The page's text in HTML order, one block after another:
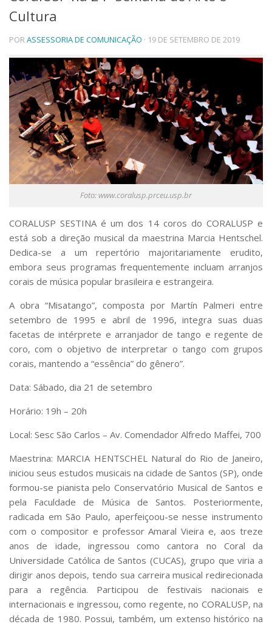
Telefones e Mapas
Pessoas
Ensino
Graduação
Pós-Graduação
Educação a distância
Cursos de Extensão
Pesquisa e Inovação
Linhas de Pesquisa
Centros, Núcleos e Projetos em Rede
Pós-doutorado
Iniciação Científica
Transferência de Tecnologia
Empresas Juniores
Projetos, Programas e Cursos
Artes, Cultura e Esportes
Museus e Espaços Interativos
Serviços
Apoio ao Estudante
Segurança, Trânsito e Prevenção
RH, Administrativo e Financeiro
Outros serviços
Comunicação
Assessorias e Mídias
Aplicativos e Sites
Jornal da USP
Defesa de Teses
Cultura
PORASSESSORIA DE COMUNICAÇÃO · 19 DE SETEMBRO DE 2019
Foto: www.coralusp.prceu.usp.br
CORALUSP SESTINA é um dos 14 coros do CORALUSP e
está sob a direção musical da maestrina Marcia Hentschel.
Dedica-se a um repertório majoritariamente erudito,
embora seus programas frequentemente incluam arranjos
corais de música popular brasileira e estrangeira.
A obra “Misatango”, composta por Martín Palmeri entre
setembro de 1995 e abril de 1996, integra suas duas
facetas de intérprete e arranjador de tango e regente de
coro, com o objetivo de interpretar o tango com grupos
corais, mantendo a “essência” do gênero”.
Data: Sábado, dia 21 de setembro
Horário: 19h – 20h
Local: Sesc São Carlos – Av. Comendador Alfredo Maffei, 700
Maestrina: MARCIA HENTSCHEL Natural do Rio de Janeiro,
iniciou seus estudos musicais na cidade de Santos (SP), onde
formou-se pianista pelo Conservatório Musical de Santos e
pela Faculdade de Música de Santos. Posteriormente,
radicada em São Paulo, aperfeiçoou-se nesse instrumento
com o compositor e professor Amaral Vieira e, aos treze
anos de idade, ingressou como cantora no Coral da
Universidade Católica de Santos (CUCAS), grupo que viria a
dirigir anos depois, tendo sua carreira musical redirecionada
para a regência. Participou de festivais nacionais e
internacionais e ingressou, como regente, no CORALUSP, na
década de 1980. Possui, também, um extenso histórico na